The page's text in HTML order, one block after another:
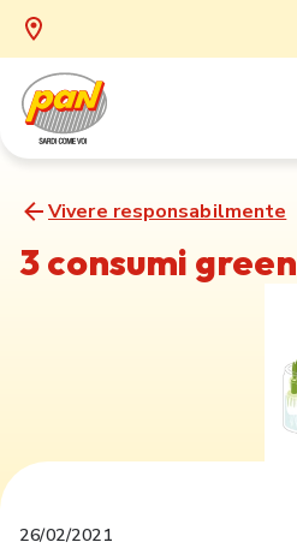
Vivere responsabilmente
3 consumi green
26/02/2021